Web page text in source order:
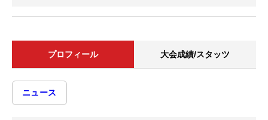
プロフィール 大会成績/スタッツ
ニュース